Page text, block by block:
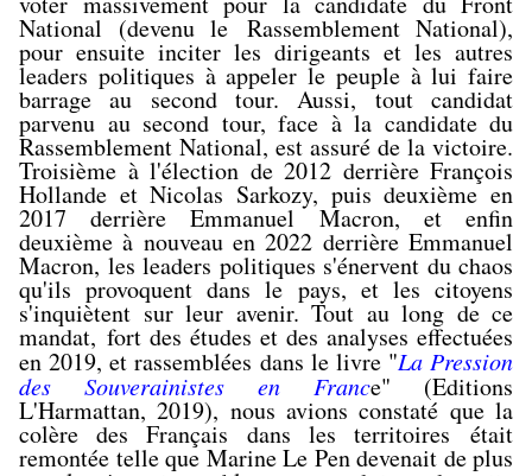
National (devenu le Rassemblement National),
pour ensuite inciter les dirigeants et les autres
leaders politiques à appeler le peuple à lui faire
barrage au second tour. Aussi, tout candidat
parvenu au second tour, face à la candidate du
Rassemblement National, est assuré de la victoire.
Troisième à l'élection de 2012 derrière François
Hollande et Nicolas Sarkozy, puis deuxième en
2017 derrière Emmanuel Macron, et enfin
deuxième à nouveau en 2022 derrière Emmanuel
Macron, les leaders politiques s'énervent du chaos
qu'ils provoquent dans le pays, et les citoyens
s'inquiètent sur leur avenir. Tout au long de ce
mandat, fort des études et des analyses effectuées
en 2019, et rassemblées dans le livre "La Pression
des Souverainistes en France" (Editions
L'Harmattan, 2019), nous avions constaté que la
colère des Français dans les territoires était
remontée telle que Marine Le Pen devenait de plus